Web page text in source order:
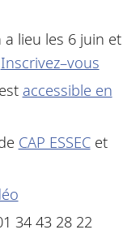
a lieu les 6 juin et
Inscrivez–vous
est accessible en
CAP ESSECet
34 43 28 22